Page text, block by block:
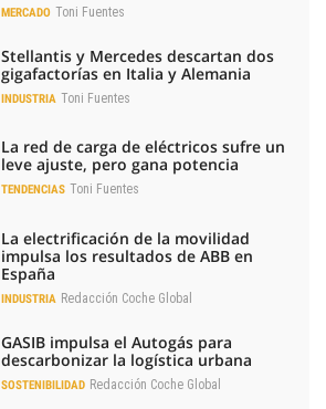
MERCADO Toni Fuentes
Stellantis y Mercedes descartan dos
gigafactorías en Italia y Alemania
INDUSTRIA Toni Fuentes
La red de carga de eléctricos sufre un
leve ajuste, pero gana potencia
TENDENCIAS Toni Fuentes
La electrificación de la movilidad
impulsa los resultados de ABB en
España
INDUSTRIA Redacción Coche Global
GASIB impulsa el Autogás para
descarbonizar la logística urbana
SOSTENIBILIDAD Redacción Coche Global